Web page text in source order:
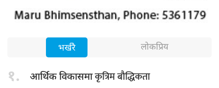
भर्खरै लोकप्रिय
१. आर्थिक विकासमाकृत्रिम बौद्धिकता